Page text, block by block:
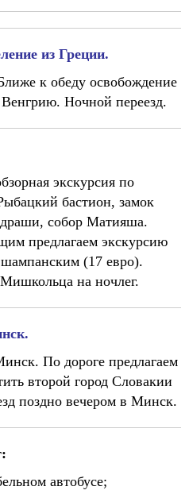
из Греции.
к обеду освобождение
Ночной переезд.
экскурсия по
бастион, замок
собор Матияша.
предлагаем экскурсию
(17 евро).
на ночлег.
По дороге предлагаем
второй город Словакии
поздно вечером в Минск.
автобусе;